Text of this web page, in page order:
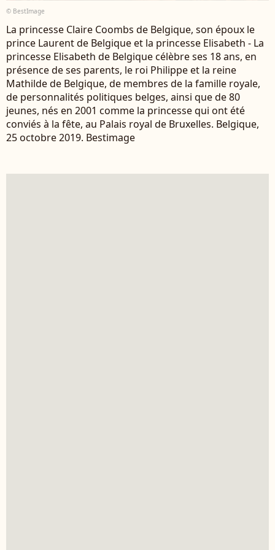
© BestImage
La princesse Claire Coombs de Belgique, son époux le
prince Laurent de Belgique et la princesse Elisabeth - La
princesse Elisabeth de Belgique célèbre ses 18 ans, en
présence de ses parents, le roi Philippe et la reine
Mathilde de Belgique, de membres de la famille royale,
de personnalités politiques belges, ainsi que de 80
jeunes, nés en 2001 comme la princesse qui ont été
conviés à la fête, au Palais royal de Bruxelles. Belgique,
25 octobre 2019. Bestimage